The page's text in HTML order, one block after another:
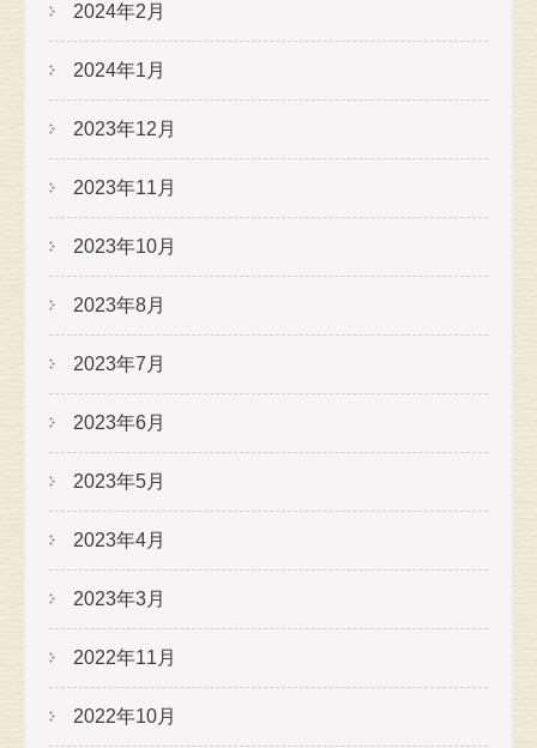
2024年2月
2024年1月
2023年12月
2023年11月
2023年10月
2023年8月
2023年7月
2023年6月
2023年5月
2023年4月
2023年3月
2022年11月
2022年10月